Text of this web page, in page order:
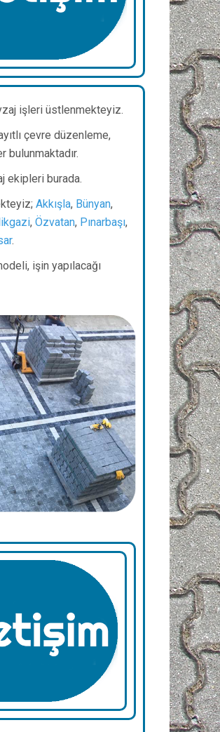
işleri üstlenmekteyiz.
çevre düzenleme,
bulunmaktadır.
ekipleri burada.
Akkışla, Bünyan,
, Özvatan, Pınarbaşı,
.
işin yapılacağı